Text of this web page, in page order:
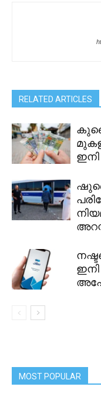
RELATED ARTICLES
ഇനി
MOST POPULAR